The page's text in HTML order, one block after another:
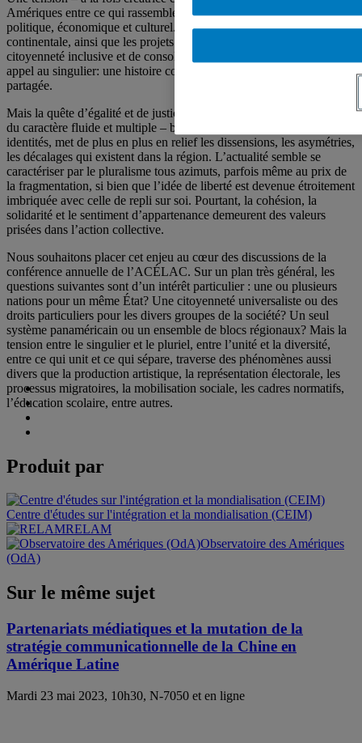
Amériques entre ce qui rassemble et ce qui divise cet espace social,
politique, économique et culturel. Les tendances vers l’intégration
continentale, ainsi que les projets de développement national, de
citoyenneté inclusive et de consolidation démocratique font surtout
appel au singulier: une histoire commune, un peuple uni, une vision
partagée.
Mais la quête d’égalité et de justice, aussi bien que la reconnaissance
du caractère fluide et multiple – bien qu’ancré dans l’histoire – des
identités, met de plus en plus en relief les dissensions, les asymétries,
les décalages qui existent dans la région. L’actualité semble se
caractériser par le pluralisme tous azimuts, parfois même au prix de
la fragmentation, si bien que l’idée de liberté est devenue étroitement
imbriquée avec celle de repli sur soi. Pourtant, la cohésion, la
solidarité et le sentiment d’appartenance demeurent des valeurs
prisées dans l’action collective.
Nous souhaitons placer cet enjeu au cœur des discussions de la
conférence annuelle de l’ACÉLAC. Sur un plan très général, les
questions suivantes sont d’un intérêt particulier : une ou plusieurs
nations pour un même État? Une citoyenneté universaliste ou des
droits particuliers pour les divers groupes de la société? Un seul
système panaméricain ou un ensemble de blocs régionaux? Mais la
tension entre le singulier et le pluriel, entre l’unité et la diversité,
entre ce qui unit et ce qui sépare, traverse des phénomènes aussi
divers que la production artistique, la représentation électorale, les
processus migratoires, la mobilisation sociale, les cadres normatifs,
l’éducation scolaire, entre autres.
Produit par
Centre d'études sur l'intégration et la mondialisation (CEIM)
RELAM
Observatoire des Amériques
(OdA)
Sur le même sujet
Partenariats médiatiques et la mutation de la
stratégie communicationnelle de la Chine en
Amérique Latine
Mardi 23 mai 2023, 10h30, N-7050 et en ligne